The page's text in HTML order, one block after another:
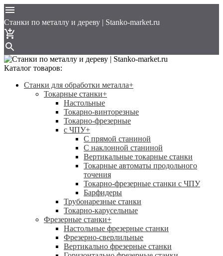
Cтанки по металлу и дереву | Stanko-market.ru
Каталог товаров:
Станки для обработки металла+
Токарные станки+
Настольные
Токарно-винторезные
Токарно-фрезерные
с ЧПУ+
С прямой станиной
C наклонной станиной
Вертикальные токарные станки
Токарные автоматы продольного
точения
Токарно-фрезерные станки с ЧПУ
Барфидеры
Трубонарезные станки
Токарно-карусельные
Фрезерные станки+
Настольные фрезерные станки
Фрезерно-сверлильные
Вертикально фрезерные станки